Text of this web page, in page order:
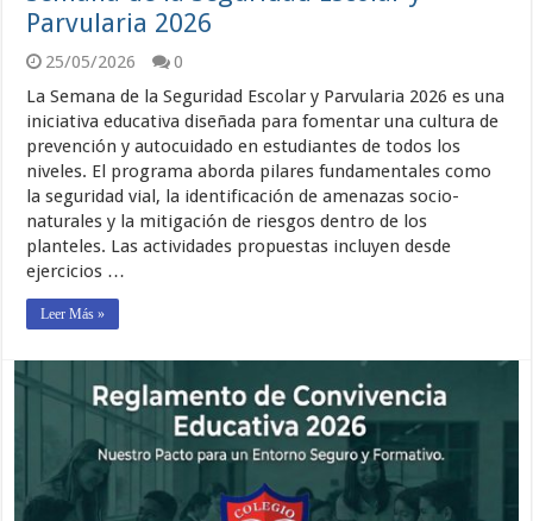
Parvularia 2026
25/05/2026
0
La Semana de la Seguridad Escolar y Parvularia 2026 es una
iniciativa educativa diseñada para fomentar una cultura de
prevención y autocuidado en estudiantes de todos los
niveles. El programa aborda pilares fundamentales como
la seguridad vial, la identificación de amenazas socio-
naturales y la mitigación de riesgos dentro de los
planteles. Las actividades propuestas incluyen desde
ejercicios …
Leer Más »